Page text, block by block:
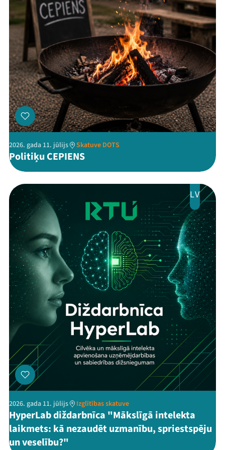
ThreadsFacebookYoutube
X Instagram
Flick TikTok
2026. gada 11. jūlijs Skatuve DOTS
Politiķu CEPIENS
LV
2026. gada 11. jūlijs Izglītības skatuve
HyperLab diždarbnīca "Mākslīgā intelekta
laikmets: kā nezaudēt uzmanību, spriestspēju
un veselību?"